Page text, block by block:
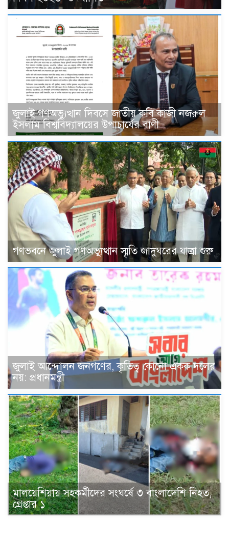
জুলাই গণঅভ্যুত্থান দিবসে জাতীয় কবি কাজী নজরুল
ইসলাম বিশ্ববিদ্যালয়ের উপাচার্যের বাণী
গণভবনে জুলাই গণঅভ্যুত্থান স্মৃতি জাদুঘরের যাত্রা শুরু
জুলাই আন্দোলন জনগণের, কৃতিত্ব কোনো একক দলের
নয়: প্রধানমন্ত্রী
মালয়েশিয়ায় সহকর্মীদের সংঘর্ষে ৩ বাংলাদেশি নিহত,
গ্রেপ্তার ১